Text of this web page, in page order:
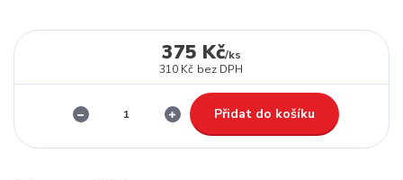
375 Kč/ks
310 Kč bez DPH
Přidat do košíku